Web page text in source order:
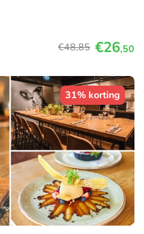
€48,85 €26,50
31% korting